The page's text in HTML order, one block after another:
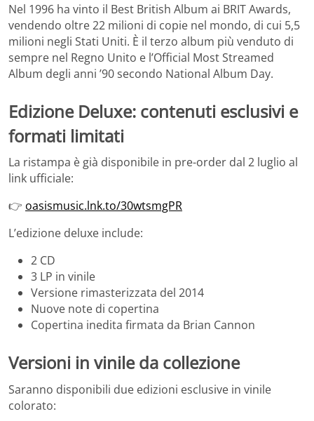
Nel 1996 ha vinto il Best British Album ai BRIT Awards,
vendendo oltre 22 milioni di copie nel mondo, di cui 5,5
milioni negli Stati Uniti. È il terzo album più venduto di
sempre nel Regno Unito e l’Official Most Streamed
Album degli anni ’90 secondo National Album Day.
Edizione Deluxe: contenuti esclusivi e
formati limitati
La ristampa è già disponibile in pre-order dal 2 luglio al
link ufficiale:
👉 oasismusic.lnk.to/30wtsmgPR
L’edizione deluxe include:
2 CD
3 LP in vinile
Versione rimasterizzata del 2014
Nuove note di copertina
Copertina inedita firmata da Brian Cannon
Versioni in vinile da collezione
Saranno disponibili due edizioni esclusive in vinile
colorato: